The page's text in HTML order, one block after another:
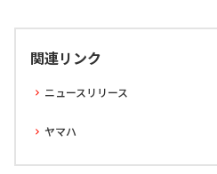
関連リンク
ニュースリリース
ヤマハ